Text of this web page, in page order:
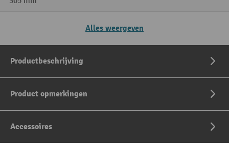
Alles weergeven
Productbeschrijving
Product opmerkingen
Accessoires